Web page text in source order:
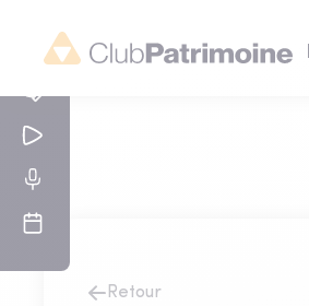
Retour